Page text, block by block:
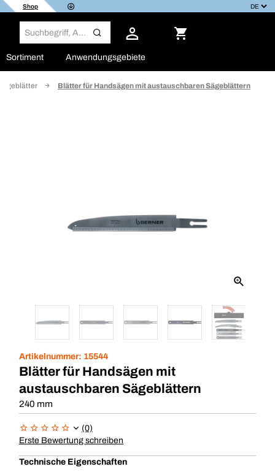
Shop
Sortiment Anwendungsgebiete
Blätter für Handsägen mit austauschbaren Sägeblättern
Artikelnummer: 15544
Blätter für Handsägen mit
austauschbaren Sägeblättern
240 mm
(0)
Erste Bewertung schreiben
Technische Eigenschaften